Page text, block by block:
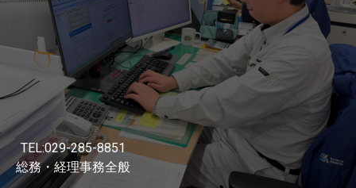
TEL:029-285-8851
総務・経理事務全般